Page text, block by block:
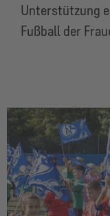
Unterstützung
Fußball der